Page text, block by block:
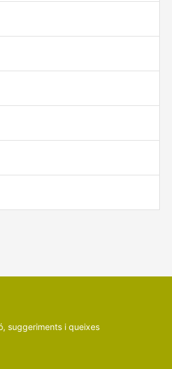
suggeriments i queixes